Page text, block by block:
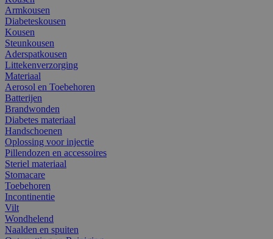
Armkousen
Diabeteskousen
Kousen
Steunkousen
Aderspatkousen
Littekenverzorging
Materiaal
Aerosol en Toebehoren
Batterijen
Brandwonden
Diabetes materiaal
Handschoenen
Oplossing voor injectie
Pillendozen en accessoires
Steriel materiaal
Stomacare
Toebehoren
Incontinentie
Vilt
Wondhelend
Naalden en spuiten